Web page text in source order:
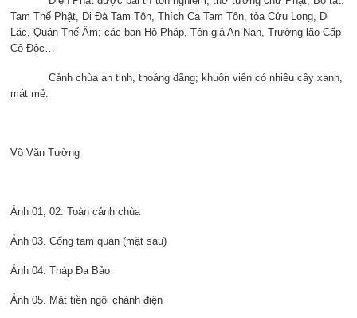
Tam Thế Phật, Di Đà Tam Tôn, Thích Ca Tam Tôn, tòa Cửu Long, Di
Lặc, Quán Thế Âm; các ban Hộ Pháp, Tôn giả An Nan, Trưởng lão Cấp
Cô Độc…
Cảnh chùa an tịnh, thoáng đãng; khuôn viên có nhiều cây xanh,
mát mẻ.
Võ Văn Tường
Ảnh 01, 02. Toàn cảnh chùa
Ảnh 03. Cổng tam quan (mặt sau)
Ảnh 04. Tháp Đa Bảo
Ảnh 05. Mặt tiền ngôi chánh điện